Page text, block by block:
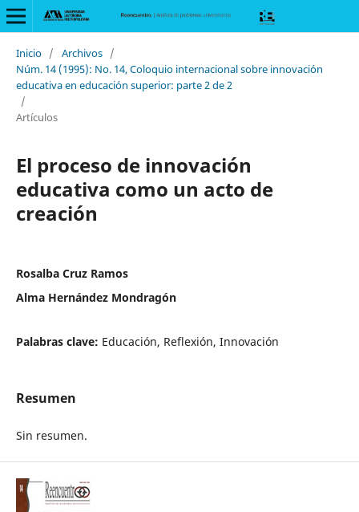
Inicio / Archivos /
Núm. 14 (1995): No. 14, Coloquio internacional sobre innovación
educativa en educación superior: parte 2 de 2
/
Artículos
El proceso de innovación
educativa como un acto de
creación
Rosalba Cruz Ramos
Alma Hernández Mondragón
Palabras clave: Educación, Reflexión, Innovación
Resumen
Sin resumen.